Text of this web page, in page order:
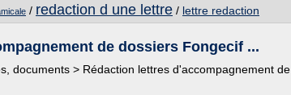
/ redaction d une lettre / lettre redaction
de dossiers Fongecif ...
documents > Rédaction lettres d'accompagnement de